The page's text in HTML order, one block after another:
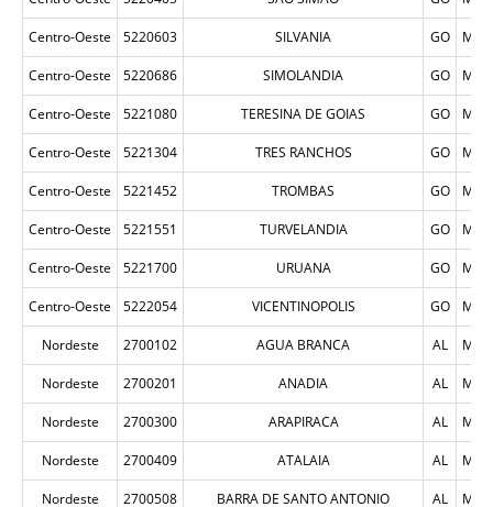
Centro-Oeste 5220603 SILVANIA GO
Centro-Oeste 5220686 SIMOLANDIA GO
Centro-Oeste 5221080 TERESINA DE GOIAS GO
Centro-Oeste 5221304 TRES RANCHOS GO
Centro-Oeste 5221452 TROMBAS GO
Centro-Oeste 5221551 TURVELANDIA GO
Centro-Oeste 5221700 URUANA GO
Centro-Oeste 5222054 VICENTINOPOLIS GO
Nordeste 2700102 AGUA BRANCA AL
Nordeste 2700201 ANADIA AL
Nordeste 2700300 ARAPIRACA AL
Nordeste 2700409 ATALAIA AL
Nordeste 2700508 BARRA DE SANTO ANTONIO AL